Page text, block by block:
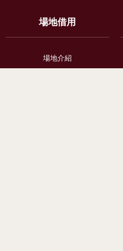
場地借用
場地介紹